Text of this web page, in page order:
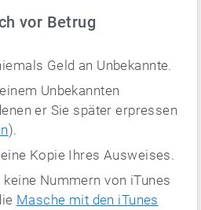
vor Betrug
Geld an Unbekannte.
Unbekannten
er Sie später erpressen
).
Kopie Ihres Ausweises.
Nummern von iTunes
Masche mit den iTunes